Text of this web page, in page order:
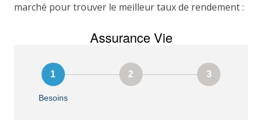
marché pour trouver le meilleur taux de rendement :